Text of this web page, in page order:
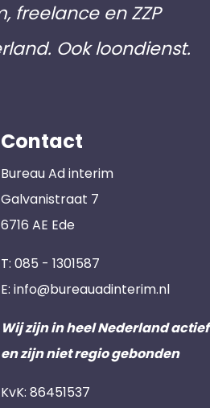
freelance en ZZP
Ook loondienst.
Contact
Bureau Ad interim
Galvanistraat 7
6716 AE Ede
T: 085 - 1301587
E: info@bureauadinterim.nl
Wij zijn in heel Nederland actief
en zijn niet regio gebonden
KvK: 86451537